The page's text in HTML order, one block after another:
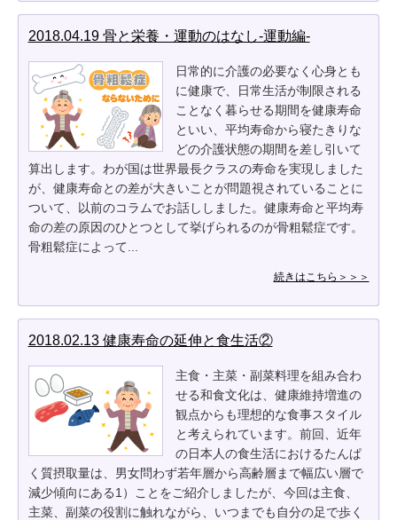
2018.04.19 骨と栄養・運動のはなし-運動編-
日常的に介護の必要なく心身とも
に健康で、日常生活が制限される
ことなく暮らせる期間を健康寿命
といい、平均寿命から寝たきりな
どの介護状態の期間を差し引いて
算出します。わが国は世界最長クラスの寿命を実現しました
が、健康寿命との差が大きいことが問題視されていることに
ついて、以前のコラムでお話ししました。健康寿命と平均寿
命の差の原因のひとつとして挙げられるのが骨粗鬆症です。
骨粗鬆症によって...
続きはこちら＞＞＞
2018.02.13 健康寿命の延伸と食生活②
主食・主菜・副菜料理を組み合わ
せる和食文化は、健康維持増進の
観点からも理想的な食事スタイル
と考えられています。前回、近年
の日本人の食生活におけるたんぱ
く質摂取量は、男女問わず若年層から高齢層まで幅広い層で
減少傾向にある1）ことをご紹介しましたが、今回は主食、
主菜、副菜の役割に触れながら、いつまでも自分の足で歩く